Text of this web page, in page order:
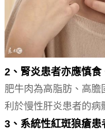
2、腎炎患者亦應慎食
肥牛肉為高脂肪、高
利於慢性肝炎患者的病
3、系統性紅斑狼瘡